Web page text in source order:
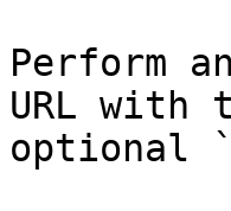
Perform
URL with
optional